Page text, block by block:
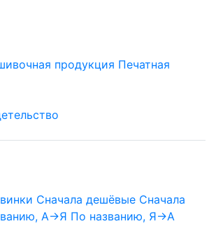
продукция Печатная
Сначала дешёвые Сначала
А->Я По названию, Я->А